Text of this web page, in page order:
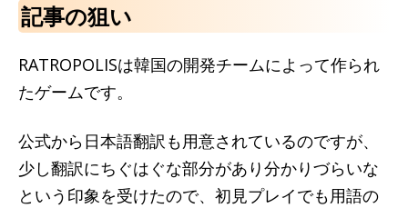
記事の狙い
RATROPOLISは韓国の開発チームによって作られ
たゲームです。
公式から日本語翻訳も用意されているのですが、
少し翻訳にちぐはぐな部分があり分かりづらいな
という印象を受けたので、初見プレイでも用語の